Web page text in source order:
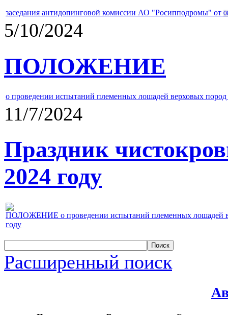
заседания антидопинговой комиссии АО "Росипподромы" от
5/10/2024
ПОЛОЖЕНИЕ
о проведении испытаний племенных лошадей верховых
11/7/2024
Праздник
2024 году
ПОЛОЖЕНИЕ о проведении испытаний племенных лошадей
году
Расширенный поиск